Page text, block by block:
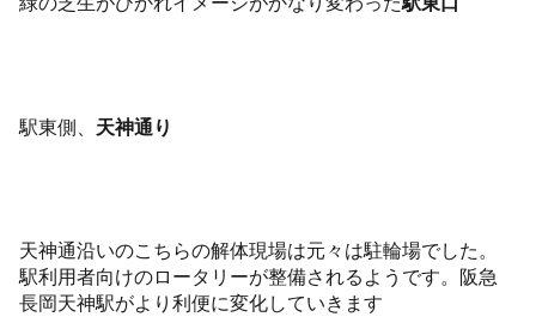
駅東側、 天神通り
天神通沿いのこちらの解体現場は元々は駐輪場でした。
駅利用者向けのロータリーが整備されるようです。阪急
長岡天神駅がより利便に変化していきます